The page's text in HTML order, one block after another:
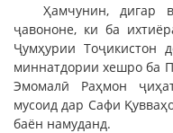
Ҳамчунин, дигар
ҷавононе, ки ба
Ҷумҳурии Тоҷикистон
миннатдории хешро ба
Эмомалӣ Раҳмон
мусоид дар Сафи
баён намуданд.